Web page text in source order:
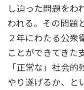
し迫った問題をわ
われる。その問題
２年にわたる公衆
ことができてきた
「正常な」社会
やり遂げるか、と